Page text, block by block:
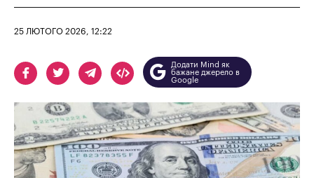
25 ЛЮТОГО 2026, 12:22
Додати Mind як
бажане джерело в
Google